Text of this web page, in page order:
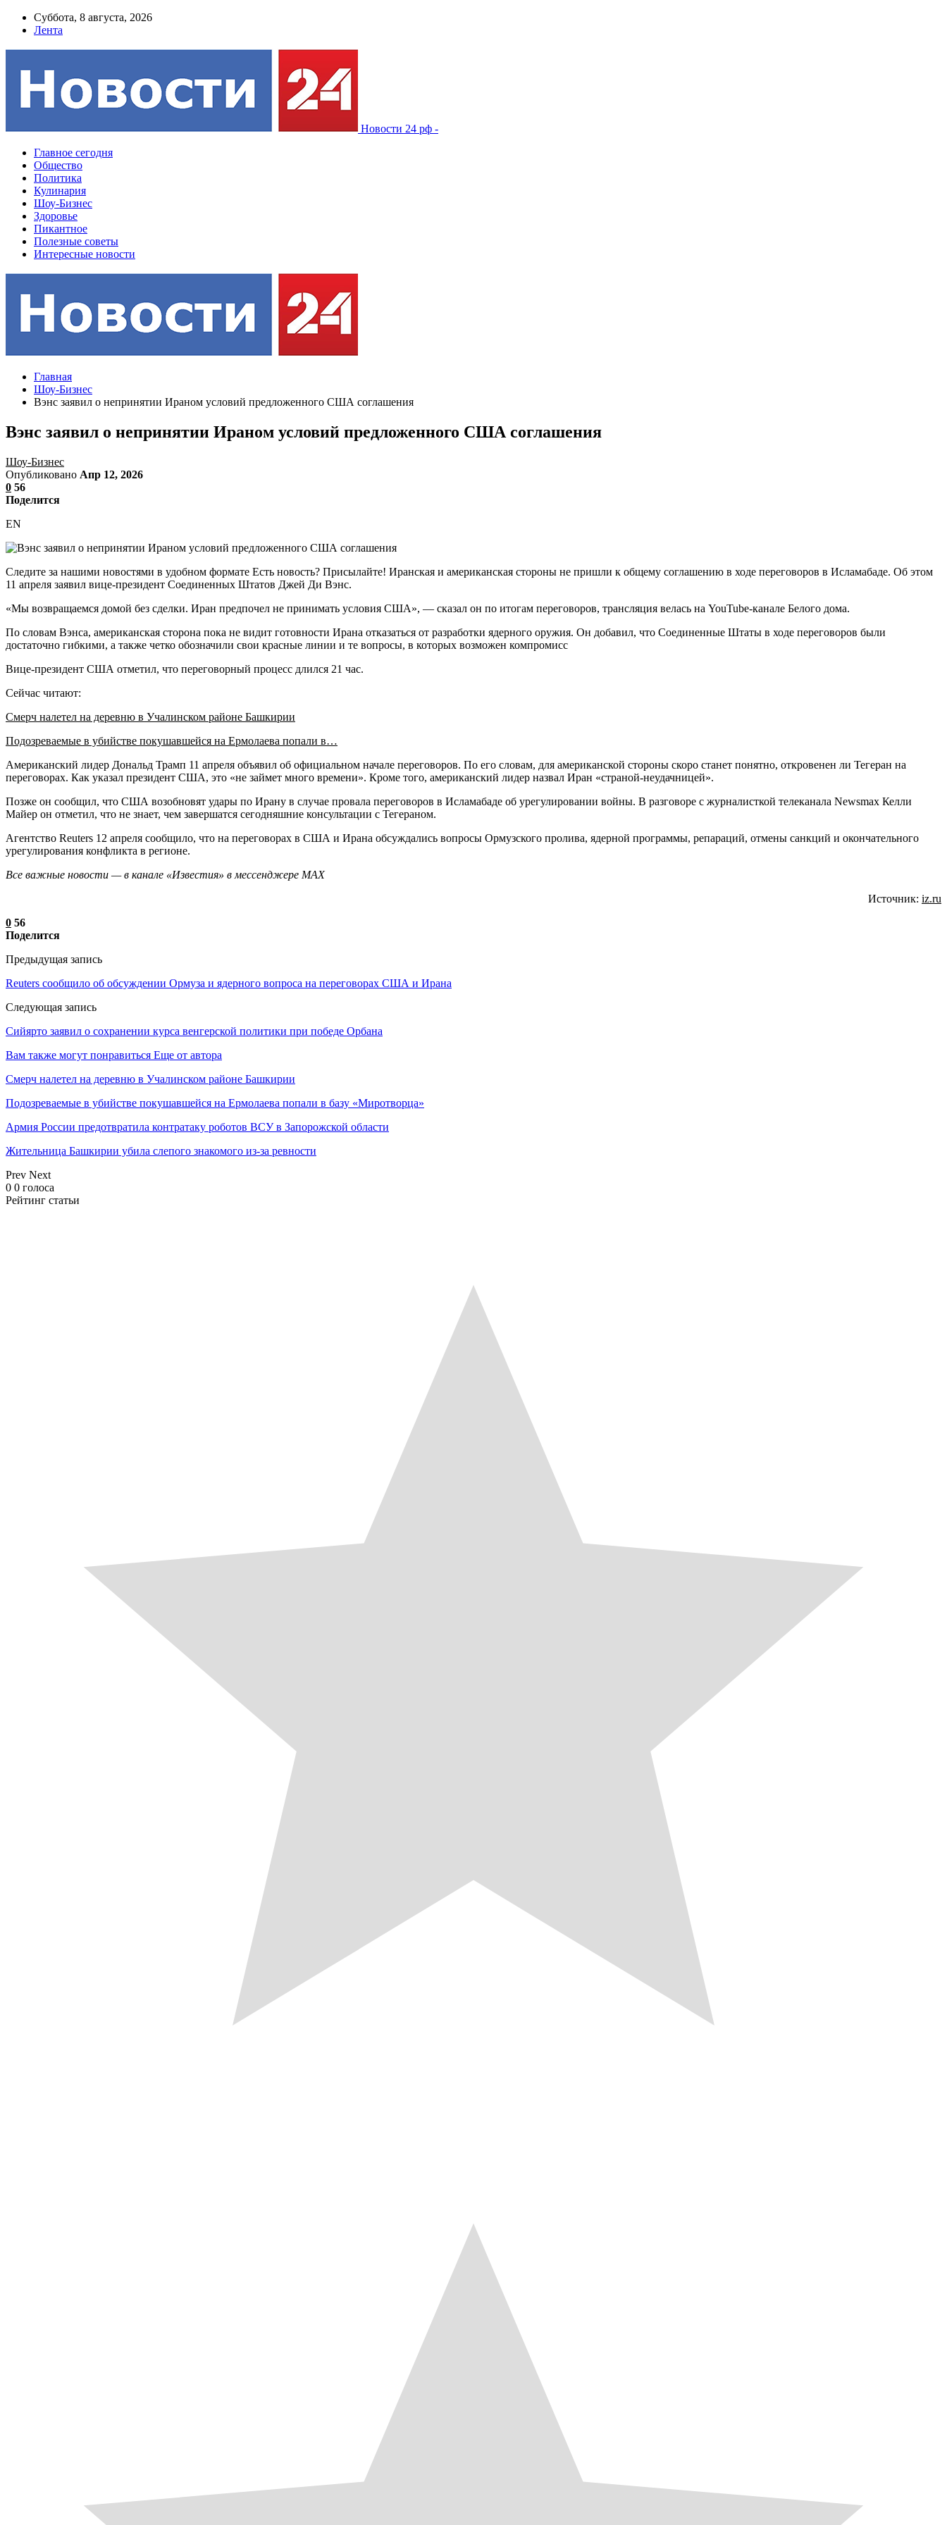
Суббота, 8 августа, 2026
Лента
Новости 24 рф -
Главное сегодня
Общество
Политика
Кулинария
Шоу-Бизнес
Здоровье
Пикантное
Полезные советы
Интересные новости
Главная
Шоу-Бизнес
Вэнс заявил о непринятии Ираном условий предложенного США соглашения
Вэнс заявил о непринятии Ираном условий предложенного США соглашения
Шоу-Бизнес
Опубликовано Апр 12, 2026
0 56
Поделится
EN
Следите за нашими новостями в удобном формате Есть новость? Присылайте! Иранская и американская стороны не пришли к общему соглашению в ходе переговоров в Исламабаде. Об этом
11 апреля заявил вице-президент Соединенных Штатов Джей Ди Вэнс.
«Мы возвращаемся домой без сделки. Иран предпочел не принимать условия США», — сказал он по итогам переговоров, трансляция велась на YouTube-канале Белого дома.
По словам Вэнса, американская сторона пока не видит готовности Ирана отказаться от разработки ядерного оружия. Он добавил, что Соединенные Штаты в ходе переговоров были
достаточно гибкими, а также четко обозначили свои красные линии и те вопросы, в которых возможен компромисс
Вице-президент США отметил, что переговорный процесс длился 21 час.
Сейчас читают:
Смерч налетел на деревню в Учалинском районе Башкирии
Подозреваемые в убийстве покушавшейся на Ермолаева попали в…
Американский лидер Дональд Трамп 11 апреля объявил об официальном начале переговоров. По его словам, для американской стороны скоро станет понятно, откровенен ли Тегеран на
переговорах. Как указал президент США, это «не займет много времени». Кроме того, американский лидер назвал Иран «страной-неудачницей».
Позже он сообщил, что США возобновят удары по Ирану в случае провала переговоров в Исламабаде об урегулировании войны. В разговоре с журналисткой телеканала Newsmax Келли
Майер он отметил, что не знает, чем завершатся сегодняшние консультации с Тегераном.
Агентство Reuters 12 апреля сообщило, что на переговорах в США и Ирана обсуждались вопросы Ормузского пролива, ядерной программы, репараций, отмены санкций и окончательного
урегулирования конфликта в регионе.
Все важные новости — в канале «Известия» в мессенджере МАХ
Источник: iz.ru
0 56
Поделится
Предыдущая запись
Reuters сообщило об обсуждении Ормуза и ядерного вопроса на переговорах США и Ирана
Следующая запись
Сийярто заявил о сохранении курса венгерской политики при победе Орбана
Вам также могут понравиться Еще от автора
Смерч налетел на деревню в Учалинском районе Башкирии
Подозреваемые в убийстве покушавшейся на Ермолаева попали в базу «Миротворца»
Армия России предотвратила контратаку роботов ВСУ в Запорожской области
Жительница Башкирии убила слепого знакомого из-за ревности
Prev Next
0 0 голоса
Рейтинг статьи